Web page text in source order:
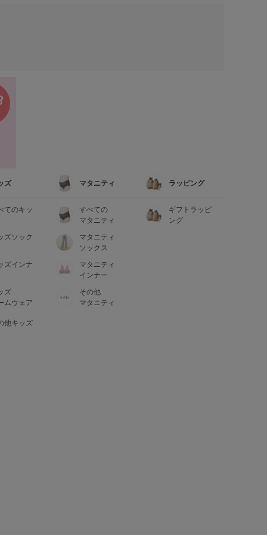
ズ
てのキッ
ズソック
ズインナ
ズ
ムウェア
他キッズ
マタニティ
すべての
マタニティ
マタニティ
ソックス
マタニティ
インナー
その他
マタニティ
ラッピング
ギフトラッピ
ング